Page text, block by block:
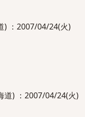
) ：2007/04/24(火)
道) ：2007/04/24(火)